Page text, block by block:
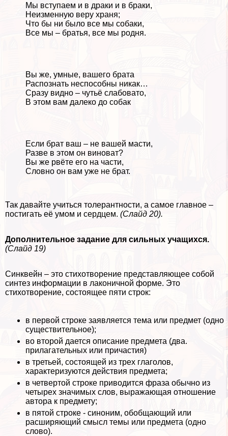
Мы вступаем и в дpaки и в бpaки,
Неизменную веру храня;
Что бы ни было все мы собаки,
Все мы – братья, все мы родня.
Вы же, умные, вашего брата
Распознать неспособны никак…
Сразу видно – чутьё слабовато,
В этом вам далеко до собак
Если брат ваш – не вашей масти,
Разве в этом он виноват?
Вы же рвёте его на части,
Словно он вам уже не брат.
Так давайте учиться толерантности, а самое главное –
постигать её умом и сердцем. (Слайд 20).
Дополнительное задание для сильных учащихся.
(Слайд 19)
Синквейн – это стихотворение представляющее собой
синтез информации в лаконичной форме. Это
стихотворение, состоящее пяти строк:
в первой строке заявляется тема или предмет (одно
существительное);
во второй дается описание предмета (два.
прилагательных или причастия)
в третьей, состоящей из трех глаголов,
хаpaктеризуются действия предмета;
в четвертой строке приводится фраза обычно из
четырех значимых слов, выражающая отношение
автора к предмету;
в пятой строке - синоним, обобщающий или
расширяющий смысл темы или предмета (одно
слово).